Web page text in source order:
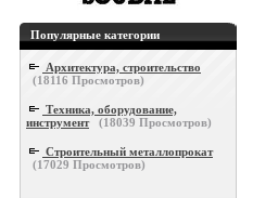
Популярные категории
Архитектура, строительство
(18116 Просмотров)
Техника, оборудование,
инструмент
(18039 Просмотров)
Строительный металлопрокат
(17029 Просмотров)